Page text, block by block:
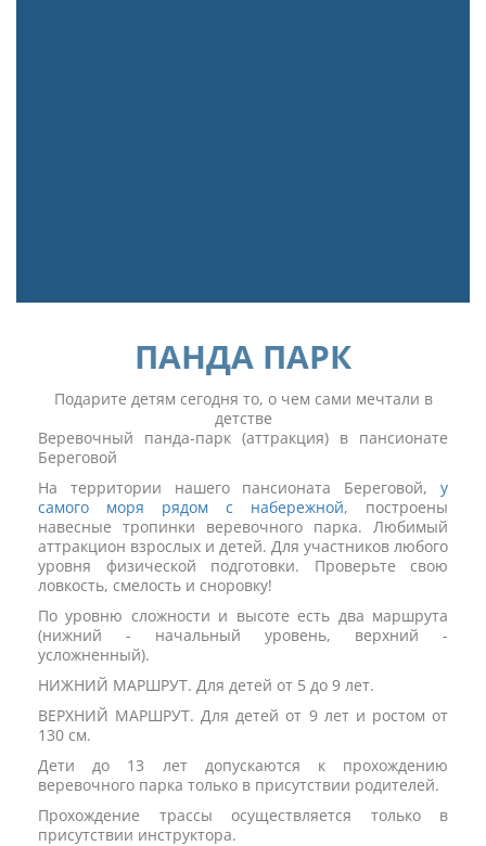
ПАНДА ПАРК
Подарите детям сегодня то, о чем сами мечтали в
детстве
Веревочный панда-парк (аттракция) в пансионате
Береговой
На территории нашего пансионата Береговой, у
самого моря рядом с набережной, построены
навесные тропинки веревочного парка. Любимый
аттракцион взрослых и детей. Для участников любого
уровня физической подготовки. Проверьте свою
ловкость, смелость и сноровку!
По уровню сложности и высоте есть два маршрута
(нижний - начальный уровень, верхний -
усложненный).
НИЖНИЙ МАРШРУТ. Для детей от 5 до 9 лет.
ВЕРХНИЙ МАРШРУТ. Для детей от 9 лет и ростом от
130 см.
Дети до 13 лет допускаются к прохождению
веревочного парка только в присутствии родителей.
Прохождение трассы осуществляется только в
присутствии инструктора.